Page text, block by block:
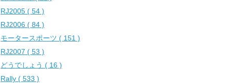
RJ2005 ( 54 )
RJ2006 ( 84 )
モータースポーツ ( 151 )
RJ2007 ( 53 )
どうでしょう ( 16 )
Rally ( 533 )